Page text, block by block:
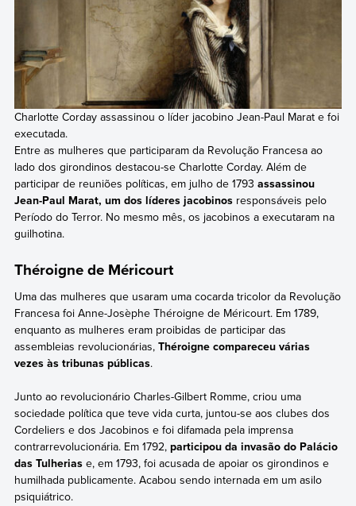
Charlotte Corday assassinou o líder jacobino Jean-Paul Marat e foi
executada.
Entre as mulheres que participaram da Revolução Francesa ao
lado dos girondinos destacou-se Charlotte Corday. Além de
participar de reuniões políticas, em julho de 1793 assassinou
Jean-Paul Marat, um dos líderes jacobinosresponsáveis pelo
Período do Terror. No mesmo mês, os jacobinos a executaram na
guilhotina.
Théroigne de Méricourt
Uma das mulheres que usaram uma cocarda tricolor da Revolução
Francesa foi Anne-Josèphe Théroigne de Méricourt. Em 1789,
enquanto as mulheres eram proibidas de participar das
assembleias revolucionárias, Théroigne compareceu várias
vezes às tribunas públicas.
Junto ao revolucionário Charles-Gilbert Romme, criou uma
sociedade política que teve vida curta, juntou-se aos clubes dos
Cordeliers e dos Jacobinos e foi difamada pela imprensa
contrarrevolucionária. Em 1792, participou da invasão do Palácio
das Tulheriase, em 1793, foi acusada de apoiar os girondinos e
humilhada publicamente. Acabou sendo internada em um asilo
psiquiátrico.